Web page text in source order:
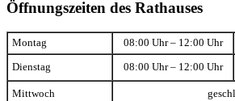
Öffnungszeiten des Rathauses
Montag 08:00 Uhr – 12:00 Uhr
Dienstag 08:00 Uhr – 12:00 Uhr
Mittwoch